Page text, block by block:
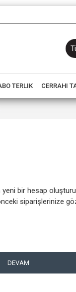
TERLIK CERRAHI
yeni bir hesap
siparişlerinize
DEVAM